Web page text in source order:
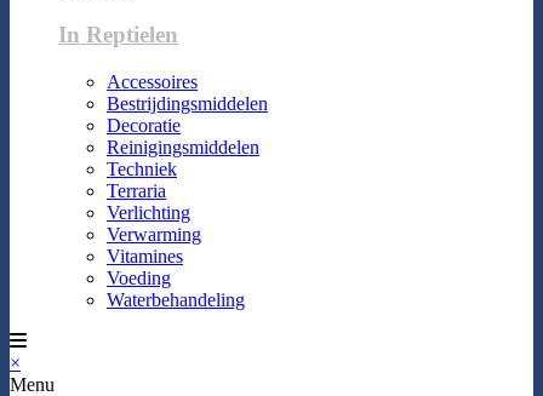
In Reptielen
Accessoires
Bestrijdingsmiddelen
Decoratie
Reinigingsmiddelen
Techniek
Terraria
Verlichting
Verwarming
Vitamines
Voeding
Waterbehandeling
×
Menu